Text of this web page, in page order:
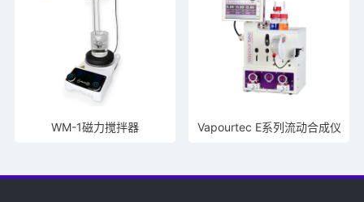
WM-1磁力搅拌器 Vapourtec E系列流动合成仪